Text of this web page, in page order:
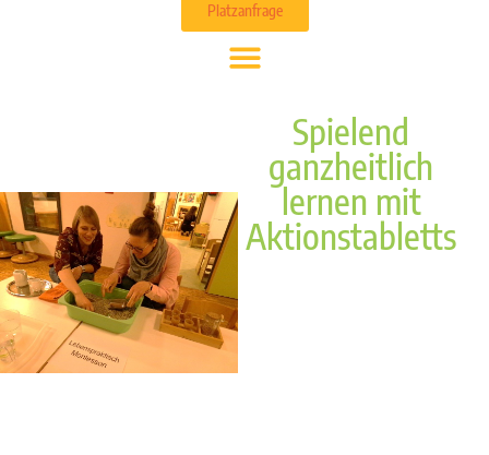
Platzanfrage
Spielend
ganzheitlich
lernen mit
Aktionstabletts